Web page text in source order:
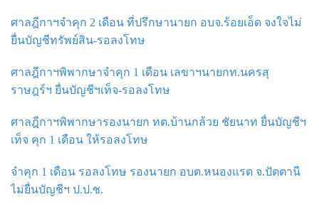
ศาลฎีกาฯจําคุก 2 เดือน ที่ปรึกษานายก อบจ.ร้อยเอ็ด จงใจไม่
ยื่นบัญชีทรัพย์สิน-รอลงโทษ
ศาลฎีกาฯพิพากษาจำคุก 1 เดือน เลขาฯนายกท.นครสุ
ราษฎร์ฯ ยื่นบัญชีฯเท็จ-รอลงโทษ
ศาลฎีกาฯพิพากษารองนายก ทต.บ้านกล้วย ชัยนาท ยื่นบัญชีฯ
เท็จ คุก 1 เดือน ให้รอลงโทษ
จำคุก 1 เดือน รอลงโทษ รองนายก อบต.หนองแรต จ.ปัตตานี
ไม่ยื่นบัญชีฯ ป.ป.ช.